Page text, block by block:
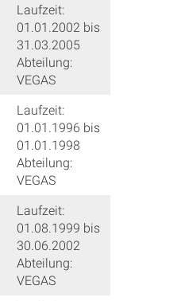
Laufzeit:
01.01.2002 bis
31.03.2005
Abteilung:
VEGAS
Laufzeit:
01.01.1996 bis
01.01.1998
Abteilung:
VEGAS
Laufzeit:
01.08.1999 bis
30.06.2002
Abteilung:
VEGAS